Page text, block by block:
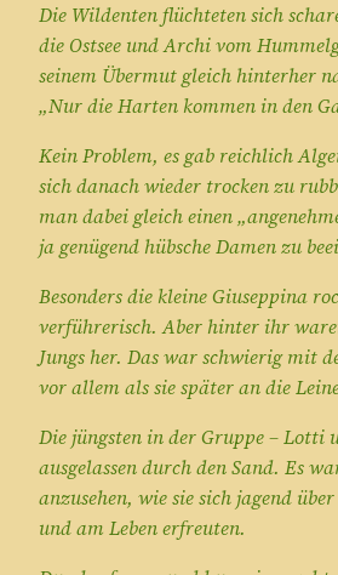
Die Wildenten flüchteten sich
die Ostsee und Archi vom
seinem Übermut gleich hinterher
„Nur die Harten kommen in den
Kein Problem, es gab reichlich
sich danach wieder trocken zu
man dabei gleich einen
ja genügend hübsche Damen zu
Besonders die kleine Giuseppina
verführerisch. Aber hinter ihr
Jungs her. Das war schwierig mit
vor allem als sie später an die
Die jüngsten in der Gruppe – Lotti
ausgelassen durch den Sand. Es
anzusehen, wie sie sich jagend
und am Leben erfreuten.